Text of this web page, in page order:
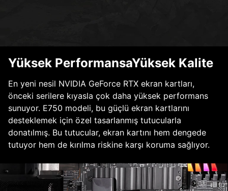
Yüksek PerformansaYüksek Kalite
En yeni nesil NVIDIA GeForce RTX ekran kartları,
önceki serilere kıyasla çok daha yüksek performans
sunuyor. E750 modeli, bu güçlü ekran kartlarını
desteklemek için özel tasarlanmış tutucularla
donatılmış. Bu tutucular, ekran kartını hem dengede
tutuyor hem de kırılma riskine karşı koruma sağlıyor.